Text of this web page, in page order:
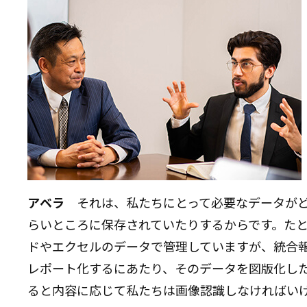
アベラ それは、私たちにとって必要なデータが
らいところに保存されていたりするからです。た
ドやエクセルのデータで管理していますが、統
レポート化するにあたり、そのデータを図版化し
ると内容に応じて私たちは画像認識しなければい